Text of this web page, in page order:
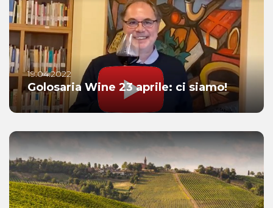
19.04.2022
Golosaria Wine 23 aprile: ci siamo!